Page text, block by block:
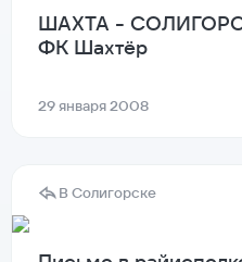
ШАХТА -
ФК Шахтёр
29 января 2008
В Солигорске